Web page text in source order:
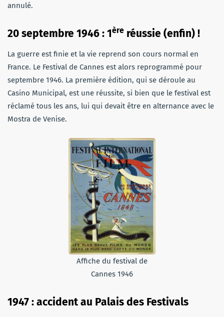
annulé.
20 septembre 1946 : 1ère réussie (enfin) !
La guerre est finie et la vie reprend son cours normal en
France. Le Festival de Cannes est alors reprogrammé pour
septembre 1946. La première édition, qui se déroule au
Casino Municipal, est une réussite, si bien que le festival est
réclamé tous les ans, lui qui devait être en alternance avec le
Mostra de Venise.
Affiche du festival de
Cannes 1946
1947 : accident au Palais des Festivals